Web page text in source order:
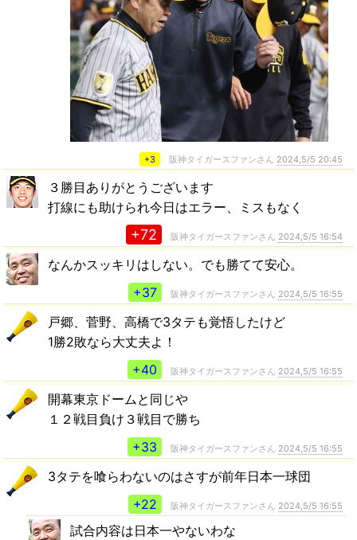
+3 阪神タイガースファンさん 2024,5/5 20:45
３勝目ありがとうございます
打線にも助けられ今日はエラー、ミスもなく
+72 阪神タイガースファンさん 2024,5/5 16:54
なんかスッキリはしない。でも勝てて安心。
+37
阪神タイガースファンさん 2024,5/5 16:55
戸郷、菅野、高橋で3タテも覚悟したけど
1勝2敗なら大丈夫よ！
+40
阪神タイガースファンさん 2024,5/5 16:55
開幕東京ドームと同じや
１２戦目負け３戦目で勝ち
+33
阪神タイガースファンさん 2024,5/5 16:55
3タテを喰らわないのはさすが前年日本一球団
+22
阪神タイガースファンさん 2024,5/5 16:55
試合内容は日本一やないわな